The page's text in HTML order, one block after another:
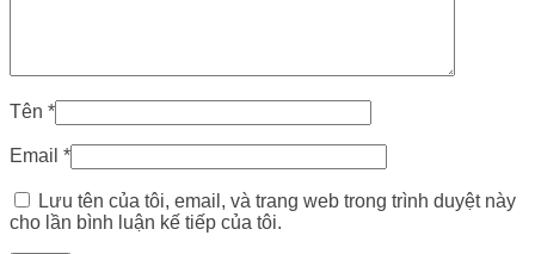
Tên *
Email *
Lưu tên của tôi, email, và trang web trong trình duyệt này
cho lần bình luận kế tiếp của tôi.